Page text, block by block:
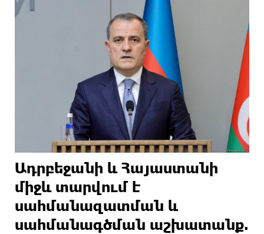
Ադրբեջանի և Հայաստանի
միջև տարվում է
սահմանազատման և
սահմանագծման աշխատանք.